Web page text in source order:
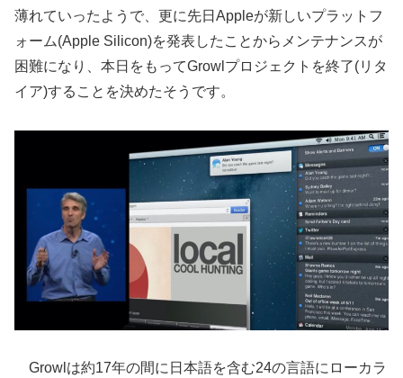
薄れていったようで、更に先日Appleが新しいプラットフ
ォーム(Apple Silicon)を発表したことからメンテナンスが
困難になり、本日をもってGrowlプロジェクトを終了(リタ
イア)することを決めたそうです。
Growlは約17年の間に日本語を含む24の言語にローカラ